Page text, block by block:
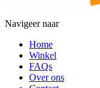
Navigeer naar
Home
Winkel
FAQs
Over ons